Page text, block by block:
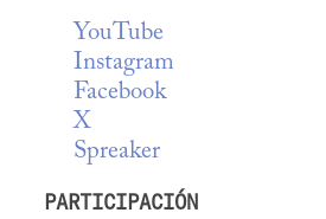
YouTube
Instagram
Facebook
X
Spreaker
PARTICIPACIÓN